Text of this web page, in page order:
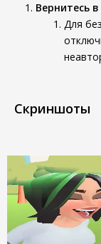
Вернитесь
Для
Скриншоты